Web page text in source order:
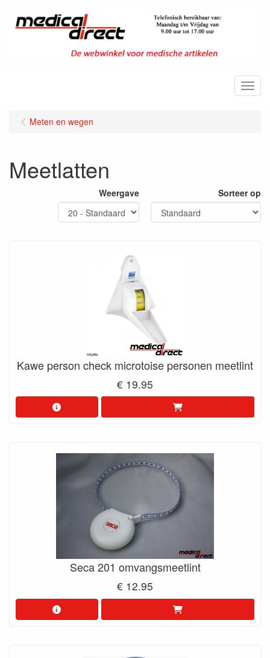
Menu
Meten en wegen
Meetlatten
Weergave Sorteer op
Kawe person check microtoise personen meetlint
€ 19.95
Seca 201 omvangsmeetlint
€ 12.95